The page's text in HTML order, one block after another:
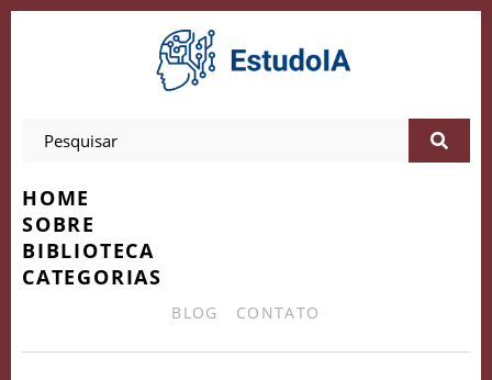
HOME
SOBRE
BIBLIOTECA
CATEGORIAS
BLOG CONTATO